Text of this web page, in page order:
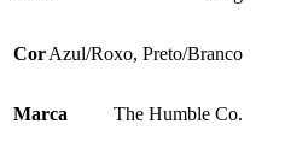
CorAzul/Roxo, Preto/Branco
Marca The Humble Co.